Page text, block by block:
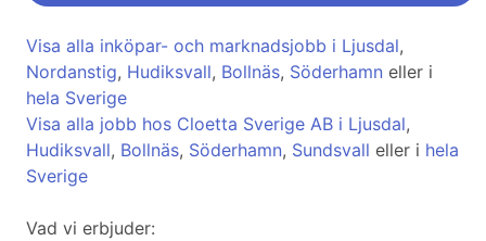
Visa alla inköpar- och marknadsjobb i Ljusdal,
Nordanstig, Hudiksvall, Bollnäs, Söderhamn eller i
hela Sverige
Visa alla jobb hos Cloetta Sverige AB i Ljusdal,
Hudiksvall, Bollnäs, Söderhamn, Sundsvall eller i hela
Sverige
Vad vi erbjuder: